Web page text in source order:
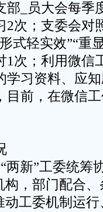
部_员大会每季
2次；支委会对
式轻实效”“重
1次；利用微信
学习资料、应
目前，在微信
两新”工委统筹
构，部门配合
动工委机制运